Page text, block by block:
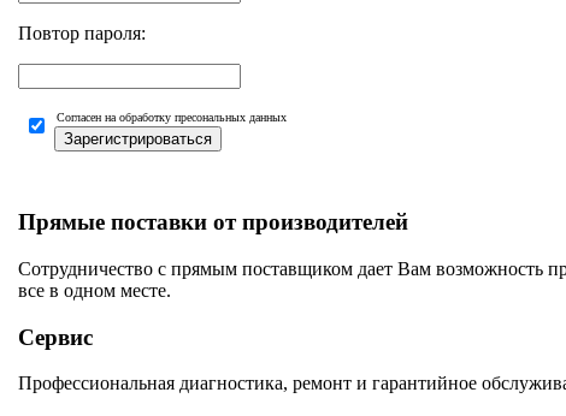
Повтор пароля:
Согласен на обработку пресональных данных
Зарегистрироваться
Прямые поставки от производителей
Сотрудничество с прямым поставщиком дает Вам возможность
все в одном месте.
Сервис
Профессиональная диагностика, ремонт и гарантийное